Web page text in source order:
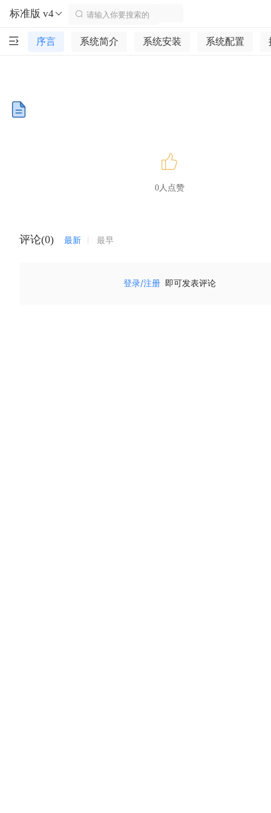
标准版 v4
序言 系统简介 系统安装 系统配置
0人点赞
评论(0) 最新 最早
登录/注册 即可发表评论